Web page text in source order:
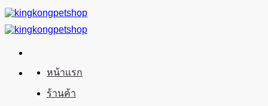
ข้าม
ไป
เนื้อหา
หน้าแรก
ร้านค้า